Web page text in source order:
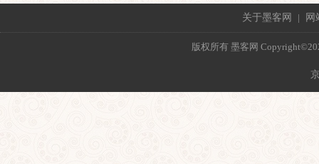
关于墨客网 | 网
版权所有 墨客网